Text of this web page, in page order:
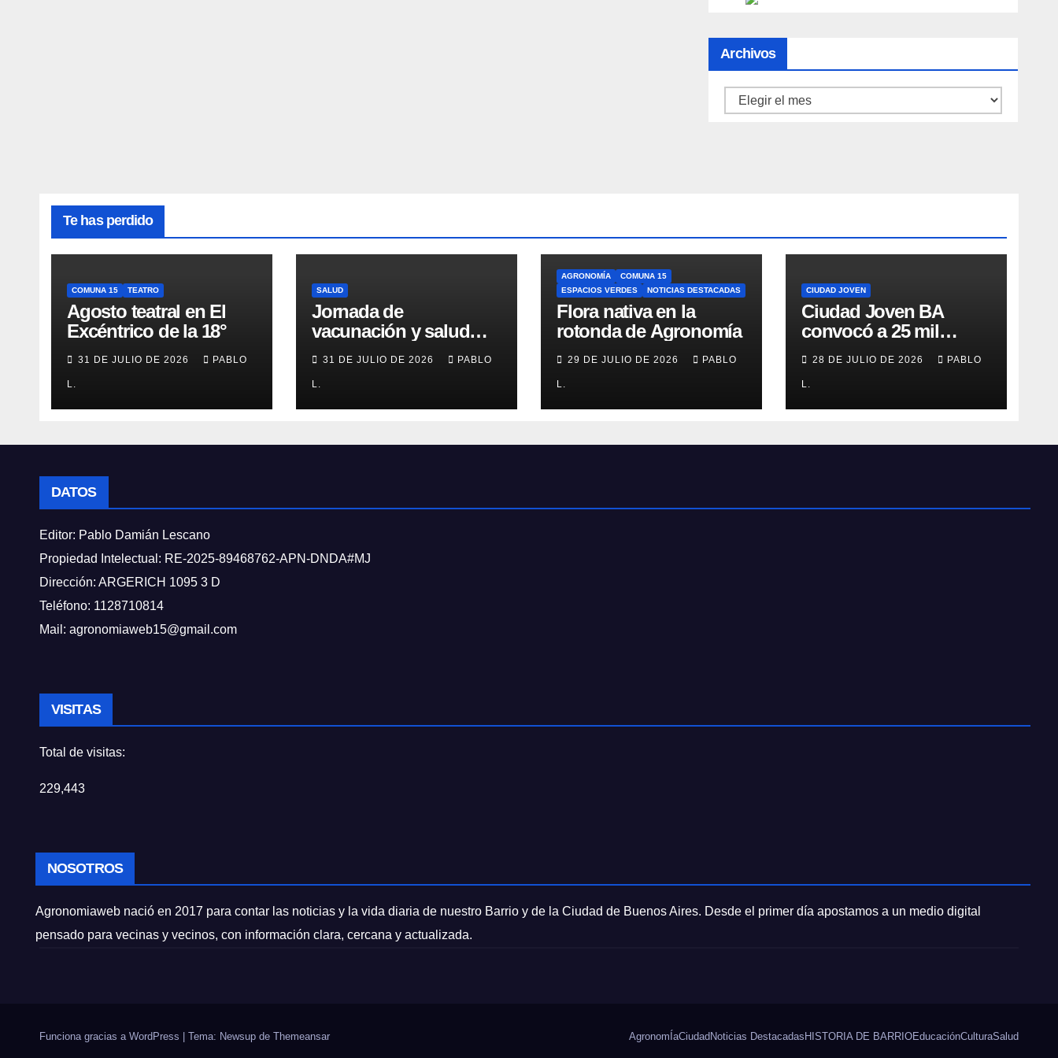
Archivos
Archivos
Te has perdido
COMUNA 15 TEATRO
Agosto teatral en El
Excéntrico de la 18°
31 DE JULIO DE 2026 PABLO
L.
SALUD
Jornada de
vacunación y salud
bucal para chicos
31 DE JULIO DE 2026 PABLO
L.
AGRONOMÍA
COMUNA 15
ESPACIOS VERDES
NOTICIAS DESTACADAS
Flora nativa en la
rotonda de Agronomía
29 DE JULIO DE 2026 PABLO
L.
CIUDAD JOVEN
Ciudad Joven BA
convocó a 25 mil
personas
28 DE JULIO DE 2026 PABLO
L.
DATOS
Editor: Pablo Damián Lescano
Propiedad Intelectual: RE-2025-89468762-APN-DNDA#MJ
Dirección: ARGERICH 1095 3 D
Teléfono: 1128710814
Mail: agronomiaweb15@gmail.com
VISITAS
Total de visitas:
229,443
NOSOTROS
Agronomiaweb nació en 2017 para contar las noticias y la vida diaria de nuestro Barrio y de la Ciudad de Buenos Aires. Desde el primer día apostamos a un medio digital
pensado para vecinas y vecinos, con información clara, cercana y actualizada.
Funciona gracias a WordPress Tema: Newsup de Themeansar AgronomÍaCiudad Noticias Destacadas HISTORIA DE BARRIOEducaciónCulturaSalud